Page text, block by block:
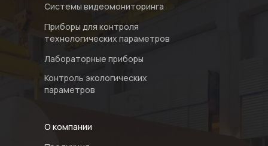
О компании
Системы видеомониторинга
Приборы для контроля
технологических параметров
Лабораторные приборы
Контроль экологических
параметров